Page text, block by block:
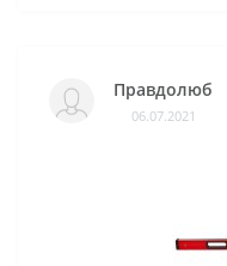
Правдолюб
06.07.2021